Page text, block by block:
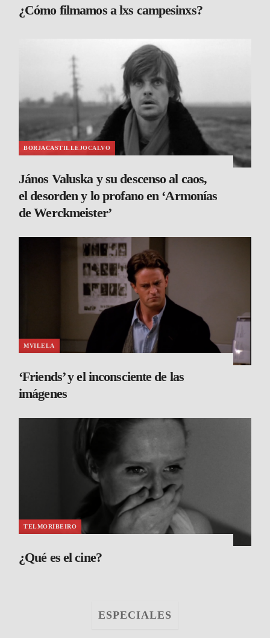
¿Cómo filmamos a lxs campesinxs?
BORJACASTILLEJOCALVO
János Valuska y su descenso al caos,
el desorden y lo profano en ‘Armonías
de Werckmeister’
MVILELA
‘Friends’ y el inconsciente de las
imágenes
TELMORIBEIRO
¿Qué es el cine?
ESPECIALES